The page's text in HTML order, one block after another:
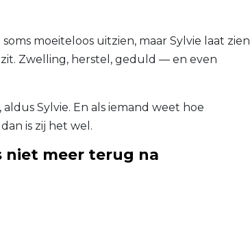
moeiteloos uitzien, maar Sylvie laat zien
zit. Zwelling, herstel, geduld — en even
Sylvie. En als iemand weet hoe
is zij het wel.
niet meer terug na